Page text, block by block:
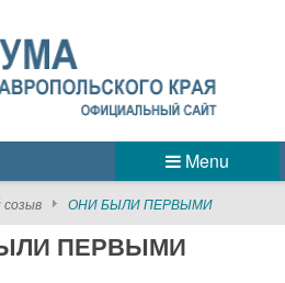
Menu
созыв ОНИ БЫЛИ ПЕРВЫМИ
ПЕРВЫМИ